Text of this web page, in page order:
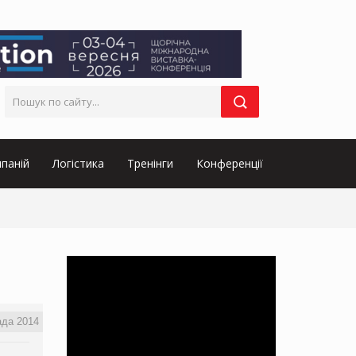
Логістика Тренінги Конференції
2014